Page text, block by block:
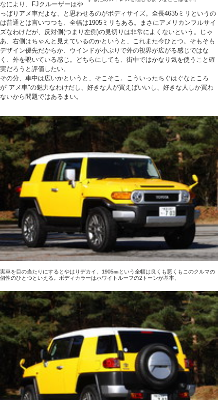
なにより、FJクルーザーはや
っぱりアメ車だよな、と思わせるのがボディサイズ。全長4635ミリというの
は普通とは言いつつも、全幅は1905ミリもある。まさにアメリカンフルサイ
ズなわけだが、反対側(つまり左側)の見切りは非常によくないという。じゃ
あ、右側はちゃんと見えているのかというと、これまた今ひとつ。そもそも
デザイン優先だからか、ウインドが小ぶりで外の視界が広がる感じではな
く、外を覗いている感じ。どちらにしても、街中ではかなり気を使うこと確
実だろうと評価したい。
その分、車中は広いかというと、そこそこ。こういったちぐはぐなところ
が"アメ車"の魅力なわけだし、好きな人が買えばいいし、好きな人しか買わ
ないから問題ではあるまい。
実車を目の当たりにするとやはりデカイ。1905㎜という全幅は良くも悪くもこのクルマの
個性のひとつといえる。ボディカラーはホワイトルーフの2トーンが基本。